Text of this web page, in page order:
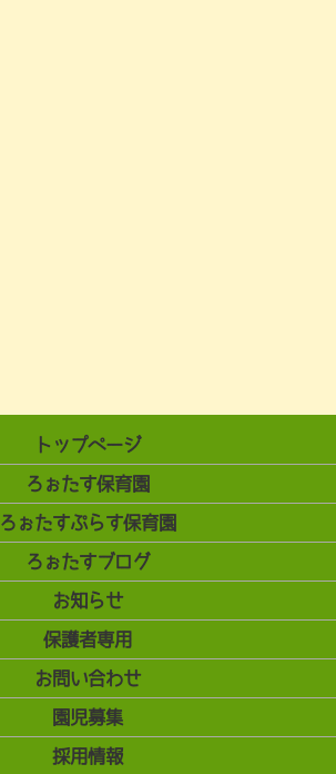
トップページ
ろぉたす保育園
ろぉたすぷらす保育園
ろぉたすブログ
お知らせ
保護者専用
お問い合わせ
園児募集
採用情報